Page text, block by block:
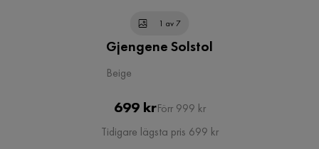
1 av 7
Gjengene Solstol
Beige
Pris
699 krOriginal
Pris
Förr 999 kr
Tidigare lägsta pris 699 kr